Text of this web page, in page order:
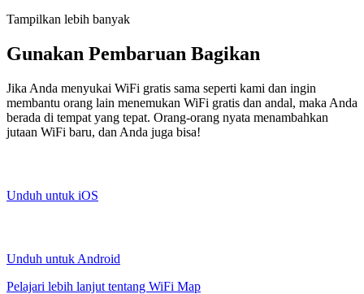
Tampilkan lebih banyak
Gunakan Pembaruan Bagikan
Jika Anda menyukai WiFi gratis sama seperti kami dan ingin
membantu orang lain menemukan WiFi gratis dan andal, maka Anda
berada di tempat yang tepat. Orang-orang nyata menambahkan
jutaan WiFi baru, dan Anda juga bisa!
Unduh untuk iOS
Unduh untuk Android
Pelajari lebih lanjut tentang WiFi Map